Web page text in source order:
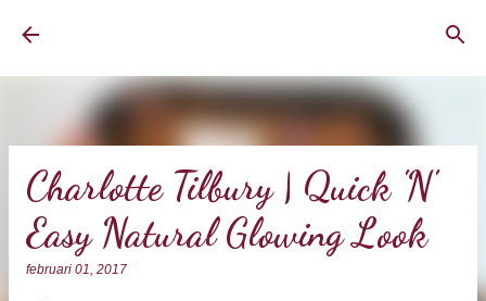
Charlotte Tilbury | Quick 'N'
Easy Natural Glowing Look
februari 01, 2017